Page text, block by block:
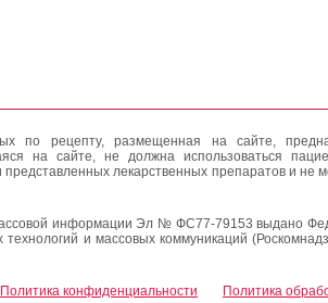
по рецепту, размещенная на сайте,
на сайте, не должна использоваться
лекарственных препаратов и не
информации Эл № ФС77-79153 выдано
и массовых коммуникаций
Политика конфиденциальности Политика